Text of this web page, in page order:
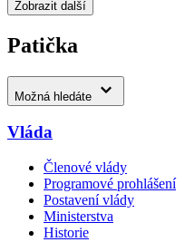
Zobrazit další
Patička
Možná hledáte
Vláda
Členové vlády
Programové prohlášení
Postavení vlády
Ministerstva
Historie